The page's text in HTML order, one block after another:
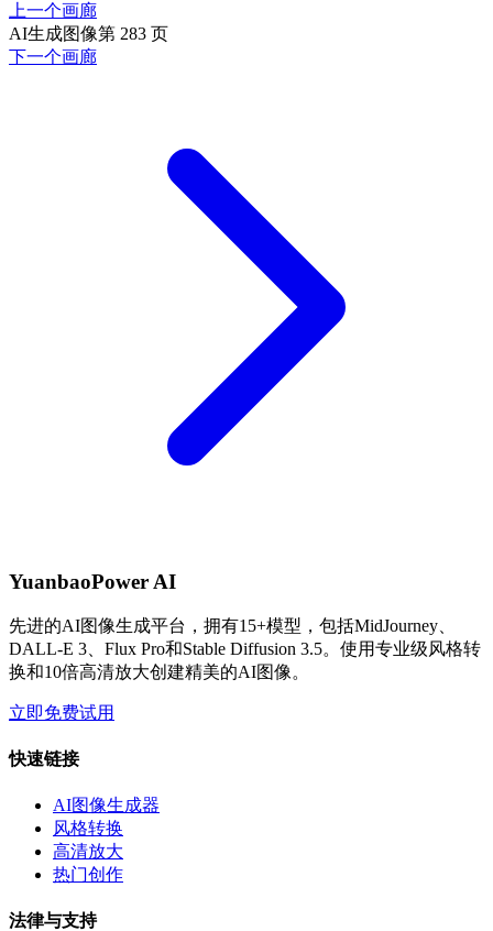
上一个画廊
AI生成图像第 283 页
下一个画廊
YuanbaoPower AI
先进的AI图像生成平台，拥有15+模型，包括MidJourney、
DALL-E 3、Flux Pro和Stable Diffusion 3.5。使用专业级风格转
换和10倍高清放大创建精美的AI图像。
立即免费试用
快速链接
AI图像生成器
风格转换
高清放大
热门创作
法律与支持